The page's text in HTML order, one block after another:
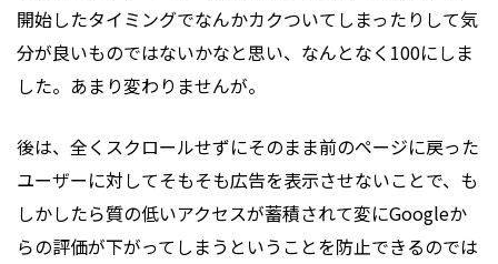
開始したタイミングでなんかカクついてしまったりして気
分が良いものではないかなと思い、なんとなく100にしま
した。あまり変わりませんが。
後は、全くスクロールせずにそのまま前のページに戻った
ユーザーに対してそもそも広告を表示させないことで、も
しかしたら質の低いアクセスが蓄積されて変にGoogleか
らの評価が下がってしまうということを防止できるのでは